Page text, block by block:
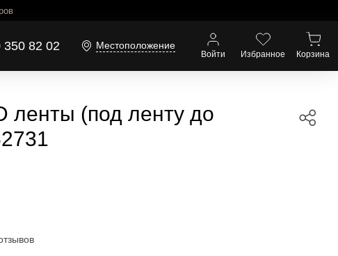
Местоположение
350 82 02
Избранное Корзина
Войти
ленты (под ленту до